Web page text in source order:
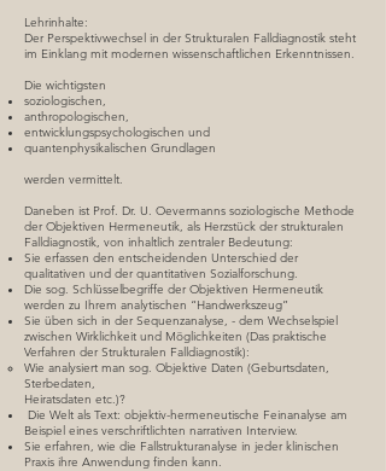
Lehrinhalte:
Der Perspektivwechsel in der Strukturalen Falldiagnostik steht
im Einklang mit modernen wissenschaftlichen Erkenntnissen.
Die wichtigsten
soziologischen,
anthropologischen,
entwicklungspsychologischen und
quantenphysikalischen Grundlagen
werden vermittelt.
Daneben ist Prof. Dr. U. Oevermanns soziologische Methode
der Objektiven Hermeneutik, als Herzstück der strukturalen
Falldiagnostik, von inhaltlich zentraler Bedeutung:
Sie erfassen den entscheidenden Unterschied der
qualitativen und der quantitativen Sozialforschung.
Die sog. Schlüsselbegriffe der Objektiven Hermeneutik
werden zu Ihrem analytischen “Handwerkszeug”
Sie üben sich in der Sequenzanalyse, - dem Wechselspiel
zwischen Wirklichkeit und Möglichkeiten (Das praktische
Verfahren der Strukturalen Falldiagnostik):
Wie analysiert man sog. Objektive Daten (Geburtsdaten,
Sterbedaten,
Heiratsdaten etc.)?
Die Welt als Text: objektiv-hermeneutische Feinanalyse am
Beispiel eines verschriftlichten narrativen Interview.
Sie erfahren, wie die Fallstrukturanalyse in jeder klinischen
Praxis ihre Anwendung finden kann.